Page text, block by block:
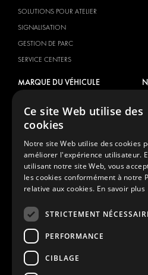
SOLUTIONS POUR ATELIER
SIGNALISATION
GESTION DE PARC
SERVICE CENTERS
MARQUE DU VÉHICULE
DACIA
FORD
HYUNDAI
IVECO
MAXUS
MERCEDES
NISSAN
OPEL
Ce site Web utilise des
cookies
Notre site Web utilise des cookies
améliorer l'expérience utilisateur.
utilisant notre site Web, vous
les cookies conformément à notre
relative aux cookies. En savoir plus
STRICTEMENT
PERFORMANCE
CIBLAGE